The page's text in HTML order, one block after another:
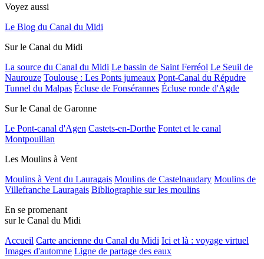
Voyez aussi
Le Blog du Canal du Midi
Sur le Canal du Midi
La source du Canal du Midi Le bassin de Saint Ferréol Le Seuil de
Naurouze Toulouse : Les Ponts jumeaux Pont-Canal du Répudre
Tunnel du Malpas Écluse de Fonsérannes Écluse ronde d'Agde
Sur le Canal de Garonne
Le Pont-canal d'Agen Castets-en-Dorthe Fontet et le canal
Montpouillan
Les Moulins à Vent
Moulins à Vent du Lauragais Moulins de Castelnaudary Moulins de
Villefranche Lauragais Bibliographie sur les moulins
En se promenant
sur le Canal du Midi
Accueil Carte ancienne du Canal du Midi Ici et là : voyage virtuel
Images d'automne Ligne de partage des eaux